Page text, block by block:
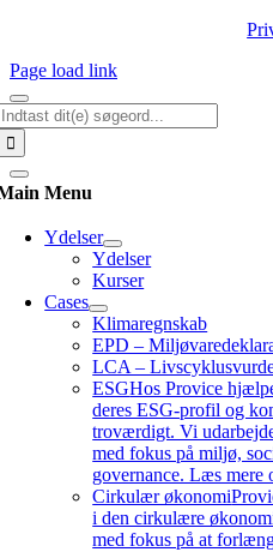
Page load link
Menu
Ydelser
Ydelser
Kurser
Cases
Klimaregnskab
EPD –
LCA –
ESGHos Provice
deres ESG-profil og
troværdigt. Vi
med fokus på miljø,
governance. Læs mere
Cirkulær økonomi
i den cirkulære
med fokus på at